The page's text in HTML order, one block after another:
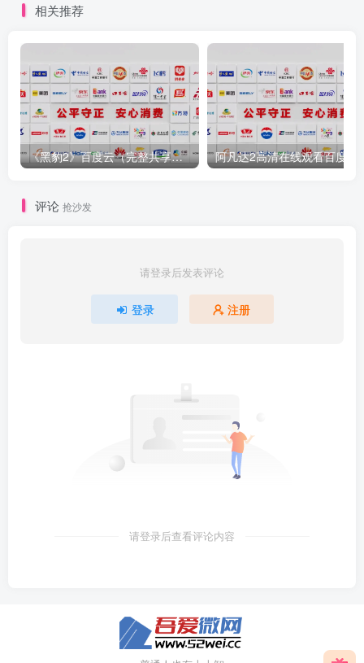
相关推荐
《黑豹2》百度云（完整共享）网盘加长版【1280p高清】无删减
评论 抢沙发
请登录后发表评论
登录 注册
请登录后查看评论内容